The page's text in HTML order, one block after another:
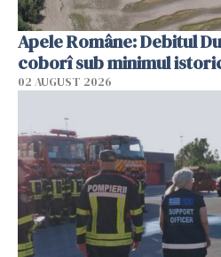
Apele Române: Debitul
coborî sub minimul
02 AUGUST 2026